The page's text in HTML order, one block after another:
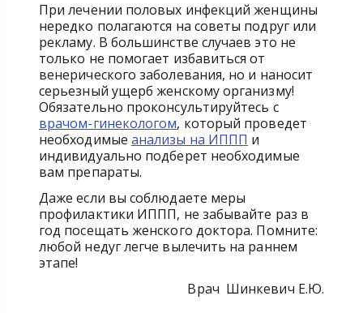
При лечении половых инфекций женщины
нередко полагаются на советы подруг или
рекламу. В большинстве случаев это не
только не помогает избавиться от
венерического заболевания, но и наносит
серьезный ущерб женскому организму!
Обязательно проконсультируйтесь с
врачом-гинекологом, который проведет
необходимые анализы на ИППП и
индивидуально подберет необходимые
вам препараты.
Даже если вы соблюдаете меры
профилактики ИППП, не забывайте раз в
год посещать женского доктора. Помните:
любой недуг легче вылечить на раннем
этапе!
Врач Шинкевич Е.Ю.